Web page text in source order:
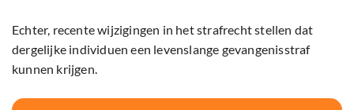
Echter, recente wijzigingen in het strafrecht stellen dat
dergelijke individuen een levenslange gevangenisstraf
kunnen krijgen.